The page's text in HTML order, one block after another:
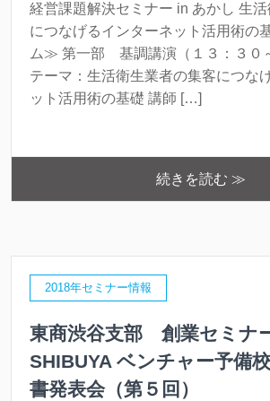
経営課題解決セミナー in あかし 生
につなげるインターネット活用術の
ム≫ 第一部 基調講演（１３：３０
テーマ：生活衛生業者の集客につな
ット活用術の基礎 講師 […]
続きを読む ≫
2018年セミナー情報
東商渋谷支部 創業セミナ
SHIBUYA ベンチャー予備
書発表会（第５回）